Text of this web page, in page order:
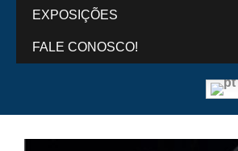
EXPOSIÇÕES
FALE CONOSCO!